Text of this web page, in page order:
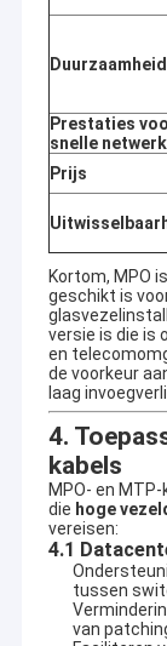
Thuis
Producten
Video's
Duurzaamheid
Prestaties
snelle
Prijs
Kortom, MPO
geschikt is
versie is die is
en
de voorkeur
laag
4.
kabels
MPO- en
die hoge
vereisen:
4.1
tussen
van
Shenzhen
opgericht in 2015
zich richt op
voor